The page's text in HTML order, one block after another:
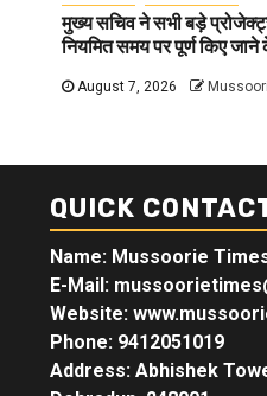
मुख्य सचिव ने सभी बड़े प्रोजेक्ट्स
नियमित समय पर पूर्ण किए जाने
August 7, 2026
QUICK
Name: Mussoorie
E-Mail:
Website:
Phone: 9412051019
Address: Abhishek